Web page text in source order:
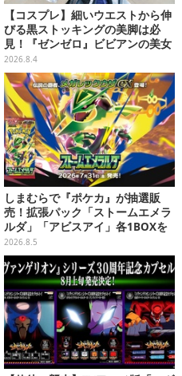
【コスプレ】細いウエストから伸
びる黒ストッキングの美脚は必
見！『ゼンゼロ』ビビアンの美女
レイヤーが優雅に降臨【写真9
枚】
2026.8.4
しまむらで『ポケカ』が抽選販
売！拡張パック「ストームエメラ
ルダ」「アビスアイ」各1BOXを
ラインナップ
2026.8.5